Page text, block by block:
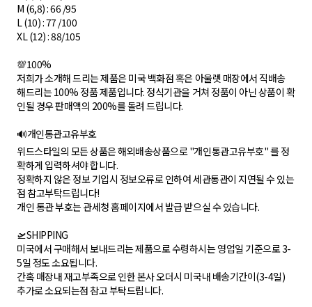
M (6,8) : 66 /95
L (10) : 77 /100
XL (12) : 88/105
💯100%
저희가 소개해 드리는 제품은 미국 백화점 혹은 아울렛 매장에서 직배송
해드리는 100% 정품 제품입니다. 정식기관을 거쳐 정품이 아닌 상품이 확
인될 경우 판매액의 200%를 돌려 드립니다.
🔊개인통관고유부호
위드스타일의 모든 상품은 해외배송상품으로 "개인통관고유부호" 를 정
확하게 입력하셔야 합니다.
정확하지 않은 정보 기입시 정보오류로 인하여 세관통관이 지연될 수 있는
점 참고부탁드립니다!
개인 통관 부호는 관세청 홈페이지에서 발급 받으실 수 있습니다.
🛫SHIPPING
미국에서 구매해서 보내드리는 제품으로 수령하시는 영업일 기준으로 3-
5일 정도 소요됩니다.
간혹 매장내 재고부족으로 인한 본사 오더시 미국내 배송기간이(3-4일)
추가로 소요되는점 참고 부탁드립니다.